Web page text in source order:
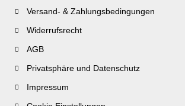
Versand- & Zahlungsbedingungen
Widerrufsrecht
AGB
Privatsphäre und Datenschutz
Impressum